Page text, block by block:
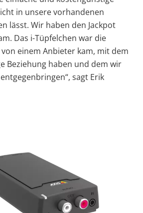
in unsere vorhandenen
lässt. Wir haben den Jackpot
Das i-Tüpfelchen war die
von einem Anbieter kam, mit dem
Beziehung haben und dem wir
sagt Erik